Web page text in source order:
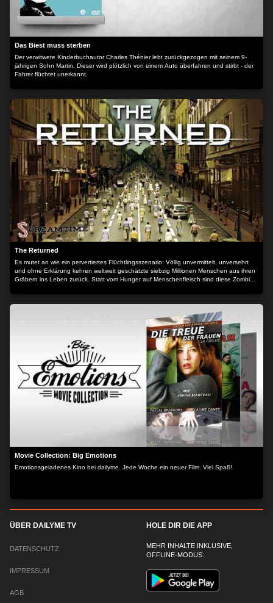
Das Biest muss sterben
Der verwitwete Kinderbuchautor Charles Thénier lebt zurückgezogen mit seinem 9-
jährigen Sohn Martin. Dieser wird plötzlich von einem Auto überfahren und stirbt - der
Fahrer flüchtet unerkannt.
The Returned
Es mutet an wie ein pervertiertes Flüchtlingsszenario: Völlig unvermittelt, unversehrt
und ohne Erklärung kehren weltweit geschätzte siebzig Millionen Menschen aus ihren
Gräbern ins Leben zurück. Statt vom Hunger auf Menschenfleisch sind diese Zombies
einzunehmen. Doch die Re-Integration ist schwierig, zumal die Zurückgekehrten
seltsame Verhaltensweisen zeigen, die zur echten Gefahr für die Menschheit werden
könnten... Der Inhalt wird bereitgestellt von: PLAION PICTURES GmbH, Lochhamer
Movie Collection: Big Emotions
Emotionsgeladenes Kino bei dailyme. Jede Woche ein neuer Film. Viel Spaß!
ÜBER DAILYME TV
DATENSCHUTZ
IMPRESSUM
AGB
HOLE DIR DIE APP
MEHR INHALTE INKLUSIVE,
OFFLINE-MODUS: